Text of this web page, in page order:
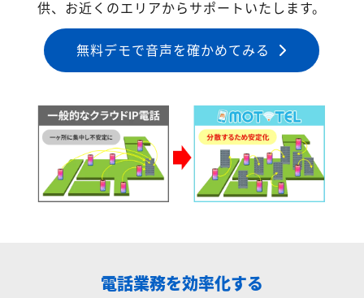
供、お近くのエリアからサポートいたします。
無料デモで音声を確かめてみる
電話業務を効率化する